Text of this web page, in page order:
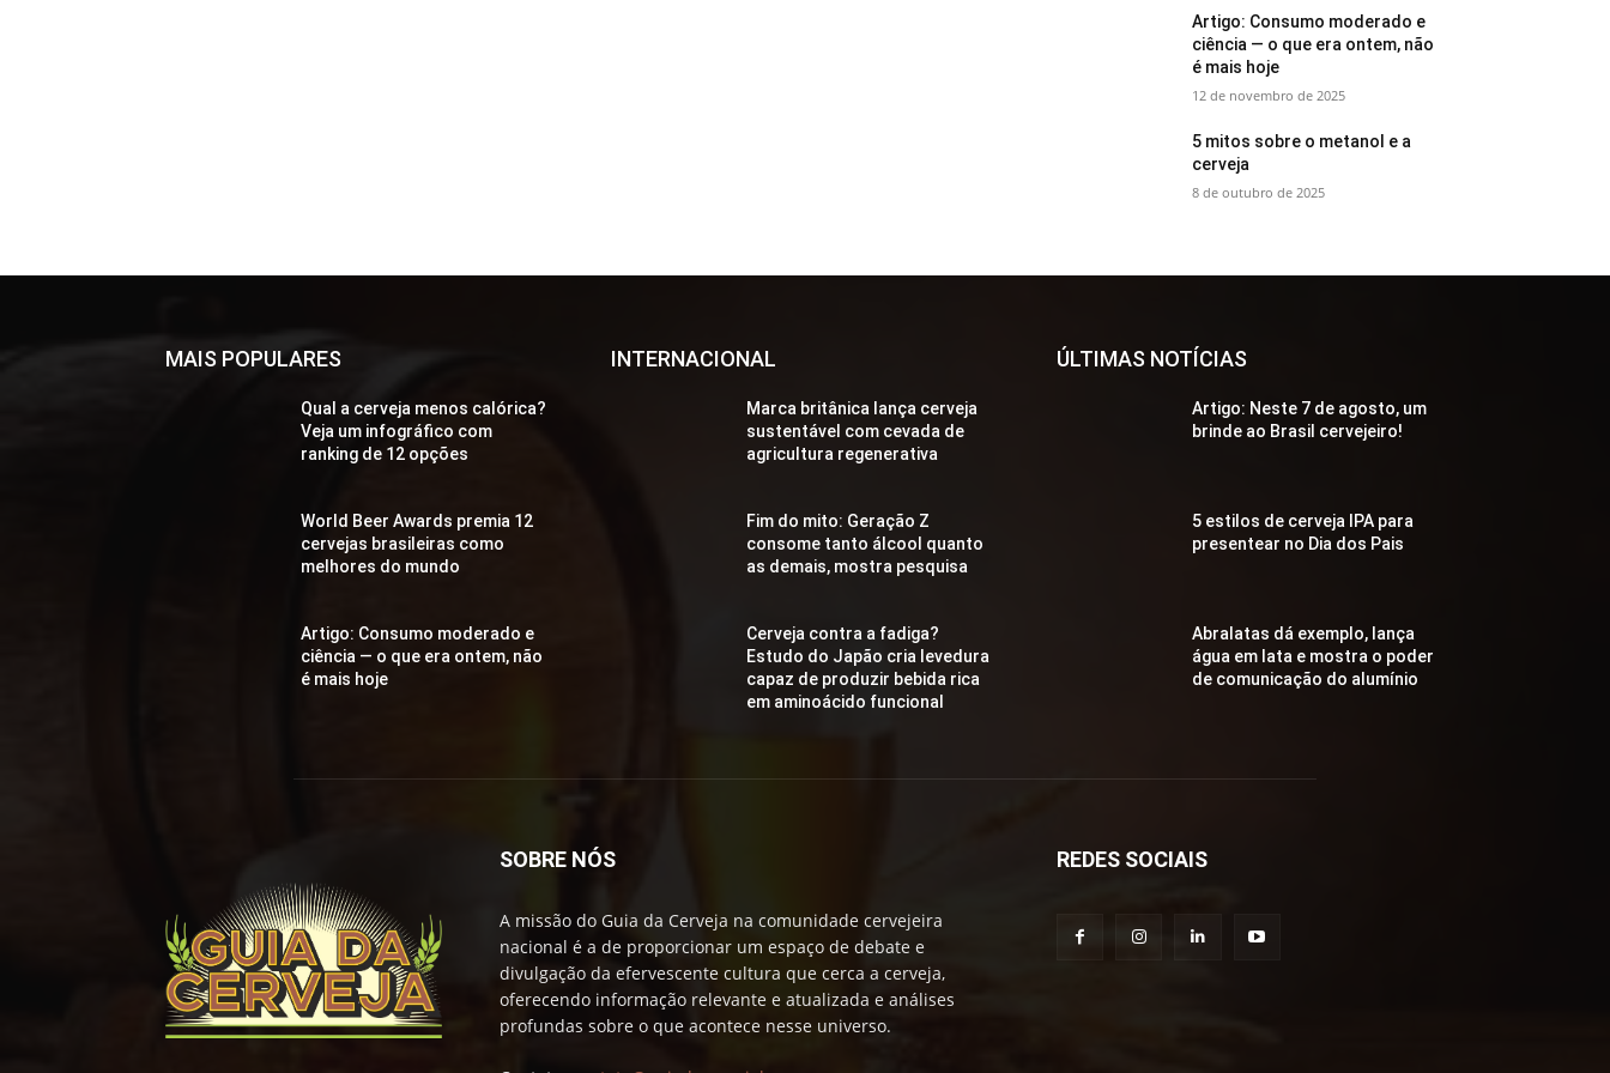
Artigo: Consumo moderado e
ciência — o que era ontem, não
é mais hoje
12 de novembro de 2025
5 mitos sobre o metanol e a
cerveja
8 de outubro de 2025
MAIS POPULARES
Qual a cerveja menos calórica?
Veja um infográfico com
ranking de 12 opções
World Beer Awards premia 12
cervejas brasileiras como
melhores do mundo
Artigo: Consumo moderado e
ciência — o que era ontem, não
é mais hoje
INTERNACIONAL
Marca britânica lança cerveja
sustentável com cevada de
agricultura regenerativa
Fim do mito: Geração Z
consome tanto álcool quanto
as demais, mostra pesquisa
Cerveja contra a fadiga?
Estudo do Japão cria levedura
capaz de produzir bebida rica
em aminoácido funcional
ÚLTIMAS NOTÍCIAS
Artigo: Neste 7 de agosto, um
brinde ao Brasil cervejeiro!
5 estilos de cerveja IPA para
presentear no Dia dos Pais
Abralatas dá exemplo, lança
água em lata e mostra o poder
de comunicação do alumínio
SOBRE NÓS
A missão do Guia da Cerveja na comunidade cervejeira
nacional é a de proporcionar um espaço de debate e
divulgação da efervescente cultura que cerca a cerveja,
oferecendo informação relevante e atualizada e análises
profundas sobre o que acontece nesse universo.
REDES SOCIAIS